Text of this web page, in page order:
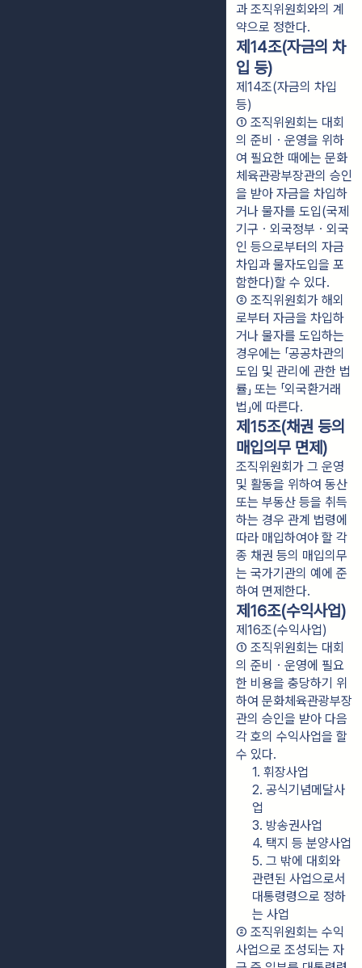
과 조직위원회와의 계
약으로 정한다.
제14조(자금의 차
입 등)
제14조(자금의 차입
등)
① 조직위원회는 대회
의 준비ㆍ운영을 위하
여 필요한 때에는 문화
체육관광부장관의 승인
을 받아 자금을 차입하
거나 물자를 도입(국제
기구ㆍ외국정부ㆍ외국
인 등으로부터의 자금
차입과 물자도입을 포
함한다)할 수 있다.
② 조직위원회가 해외
로부터 자금을 차입하
거나 물자를 도입하는
경우에는 「공공차관의
도입 및 관리에 관한 법
률」 또는 「외국환거래
법」에 따른다.
제15조(채권 등의
매입의무 면제)
조직위원회가 그 운영
및 활동을 위하여 동산
또는 부동산 등을 취득
하는 경우 관계 법령에
따라 매입하여야 할 각
종 채권 등의 매입의무
는 국가기관의 예에 준
하여 면제한다.
제16조(수익사업)
제16조(수익사업)
① 조직위원회는 대회
의 준비ㆍ운영에 필요
한 비용을 충당하기 위
하여 문화체육관광부장
관의 승인을 받아 다음
각 호의 수익사업을 할
수 있다.
1. 휘장사업
2. 공식기념메달사
업
3. 방송권사업
4. 택지 등 분양사업
5. 그 밖에 대회와
관련된 사업으로서
대통령령으로 정하
는 사업
② 조직위원회는 수익
사업으로 조성되는 자